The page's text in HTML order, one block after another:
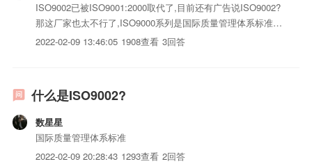
ISO9002已被ISO9001:2000取代了,目前还有广告说ISO9002?
那这厂家也太不行了,ISO9000系列是国际质量管理体系标准.
如果厂家还在用ISO9002唬人,那千万别那那厂家的iso三体系
2022-02-09 13:46:05 1908查看 3回答
什么是ISO9002?
数星星
国际质量管理体系标准
2022-02-09 20:28:43 1293查看 2回答